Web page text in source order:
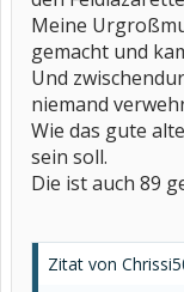
Meine
gemacht und
Und
niemand
Wie das gute
sein soll.
Die ist auch 89
Zitat von